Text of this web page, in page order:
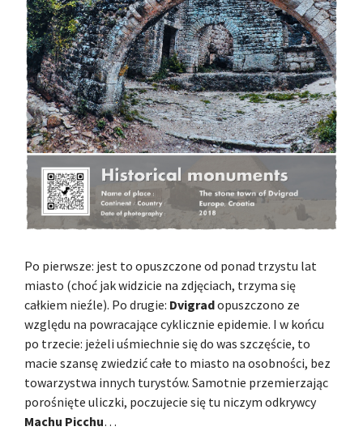
Po pierwsze: jest to opuszczone od ponad trzystu lat
miasto (choć jak widzicie na zdjęciach, trzyma się
całkiem nieźle). Po drugie: Dvigradopuszczono ze
względu na powracające cyklicznie epidemie. I w końcu
po trzecie: jeżeli uśmiechnie się do was szczęście, to
macie szansę zwiedzić całe to miasto na osobności, bez
towarzystwa innych turystów. Samotnie przemierzając
porośnięte uliczki, poczujecie się tu niczym odkrywcy
Machu Picchu…